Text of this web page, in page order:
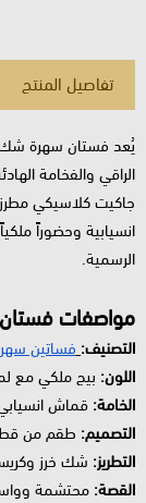
تفاصيل المنتج
يُعد فستان سهرة شك
الراقي والفخامة
جاكيت كلاسيكي مطرز
انسيابية وحضوراً
الرسمية.
مواصفات
التصنيف: فساتين
اللون: بيج ملكي مع
الخامة: قماش
التصميم: طقم من
التطريز: شك خرز
القصة: محتشمة